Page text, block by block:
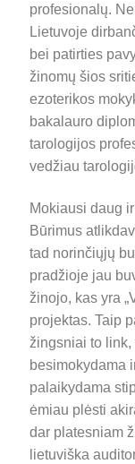
profesionalų.
Lietuvoje
bei patirties
žinomų šios
ezoterikos
bakalauro
tarologijos
vedžiau
Mokiausi daug
Būrimus
tad norinčiųjų
pradžioje jau
žinojo, kas yra
projektas. Taip
žingsniai to
besimokydama
palaikydama
ėmiau plėsti
dar platesniam
lietuviška